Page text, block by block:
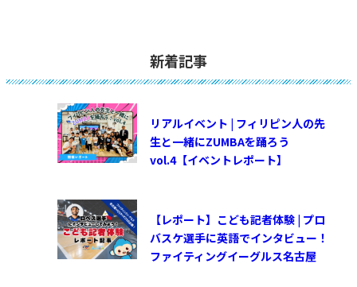
新着記事
リアルイベント | フィリピン人の先
生と一緒にZUMBAを踊ろう
vol.4【イベントレポート】
【レポート】こども記者体験 | プロ
バスケ選手に英語でインタビュー！
ファイティングイーグルス名古屋